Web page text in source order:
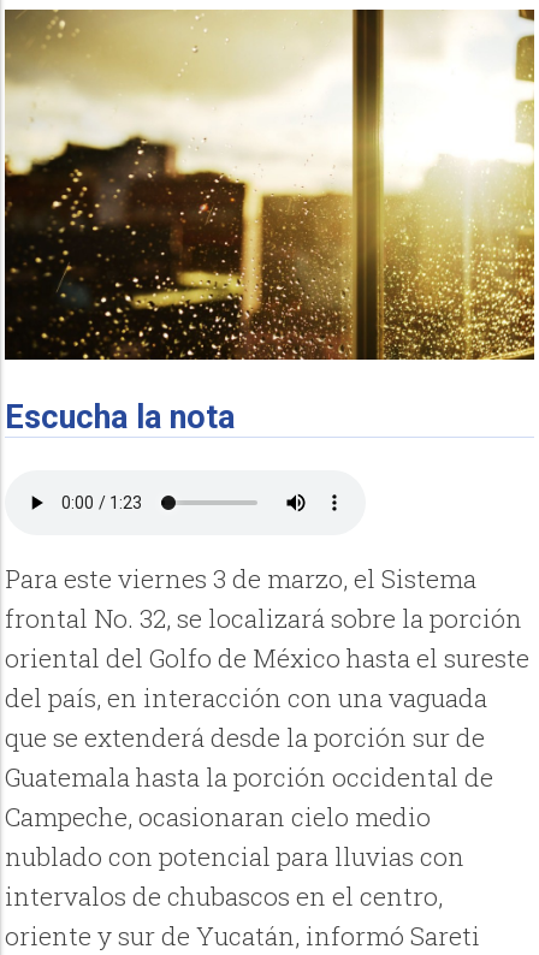
Escucha la nota
Para este viernes 3 de marzo, el Sistema
frontal No. 32, se localizará sobre la porción
oriental del Golfo de México hasta el sureste
del país, en interacción con una vaguada
que se extenderá desde la porción sur de
Guatemala hasta la porción occidental de
Campeche, ocasionaran cielo medio
nublado con potencial para lluvias con
intervalos de chubascos en el centro,
oriente y sur de Yucatán, informó Sareti